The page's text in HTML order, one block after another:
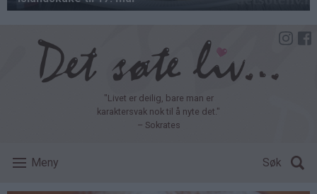
"Livet er deilig, bare man er
karaktersvak nok til å nyte det."
– Sokrates
Meny Søk